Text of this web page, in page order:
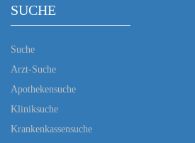
SUCHE
Suche
Arzt-Suche
Apothekensuche
Kliniksuche
Krankenkassensuche